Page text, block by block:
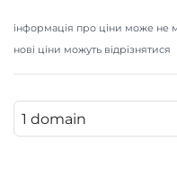
інформація про ціни може не
нові ціни можуть відрізнятися